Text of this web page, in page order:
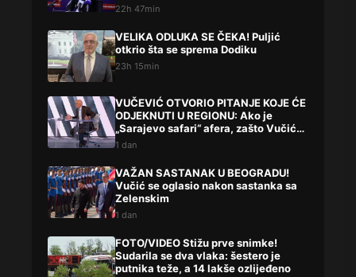
22h 47min
VELIKA ODLUKA SE ČEKA! Puljić
otkrio šta se sprema Dodiku
23h 15min
VUČEVIĆ OTVORIO PITANJE KOJE ĆE
ODJEKNUTI U REGIONU: Ako je
„Sarajevo safari“ afera, zašto Vučića
niste procesuirali?!
1 dan
VAŽAN SASTANAK U BEOGRADU!
Vučić se oglasio nakon sastanka sa
Zelenskim
1 dan
FOTO/VIDEO Stižu prve snimke!
Sudarila se dva vlaka: šestero je
putnika teže, a 14 lakše ozlijeđeno